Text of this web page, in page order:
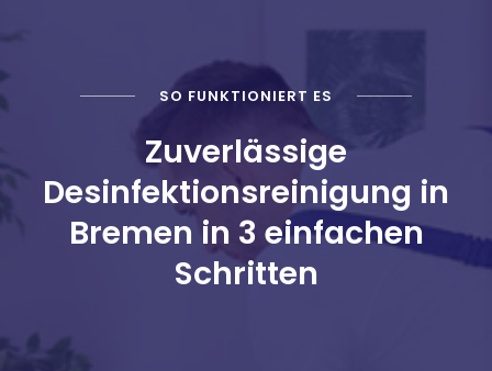
SO FUNKTIONIERT ES
Zuverlässige
Desinfektionsreinigung in
Bremen in 3 einfachen
Schritten